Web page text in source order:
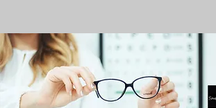
لحظة اتخاذها، لكنها تصبح حاسمة عندما تتغير
الظروف: مرض، توقف عن العمل، وفاة، أزمة
عائلية، أو تعثر في مشروع. في هذه اللحظات
تحديداً، يمكن لغياب الحماية أن يحوّل الظرف
الصعب إلى